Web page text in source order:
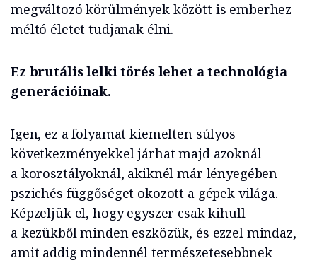
megváltozó körülmények között is emberhez
méltó életet tudjanak élni.
Ez brutális lelki törés lehet a technológia
generációinak.
Igen, ez a folyamat kiemelten súlyos
következményekkel járhat majd azoknál
a korosztályoknál, akiknél már lényegében
pszichés függőséget okozott a gépek világa.
Képzeljük el, hogy egyszer csak kihull
a kezükből minden eszközük, és ezzel mindaz,
amit addig mindennél természetesebbnek